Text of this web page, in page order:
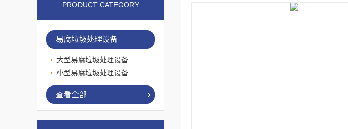
PRODUCT CATEGORY
易腐垃圾处理设备
大型易腐垃圾处理设备
小型易腐垃圾处理设备
查看全部